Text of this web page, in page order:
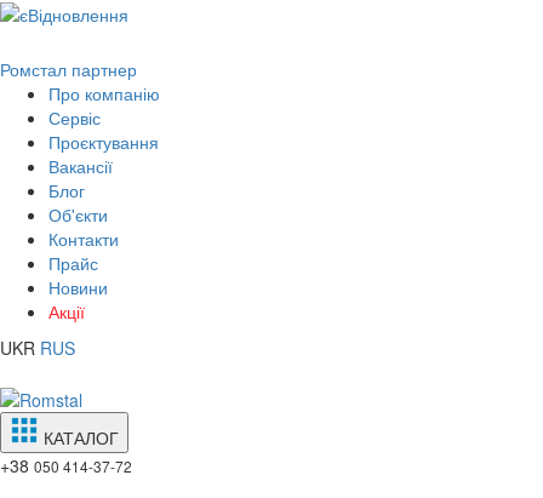
Ромстал партнер
Про компанію
Сервіс
Проєктування
Вакансії
Блог
Об'єкти
Контакти
Прайс
Новини
Акції
UKR RUS
КАТАЛОГ
+38 050 414-37-72